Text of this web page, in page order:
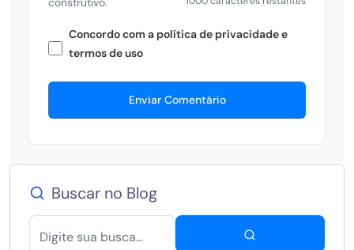
Concordo com a política de privacidade e
termos de uso
Enviar Comentário
Buscar no Blog